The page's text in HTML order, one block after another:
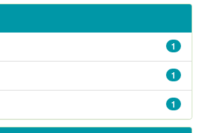
1
1
1